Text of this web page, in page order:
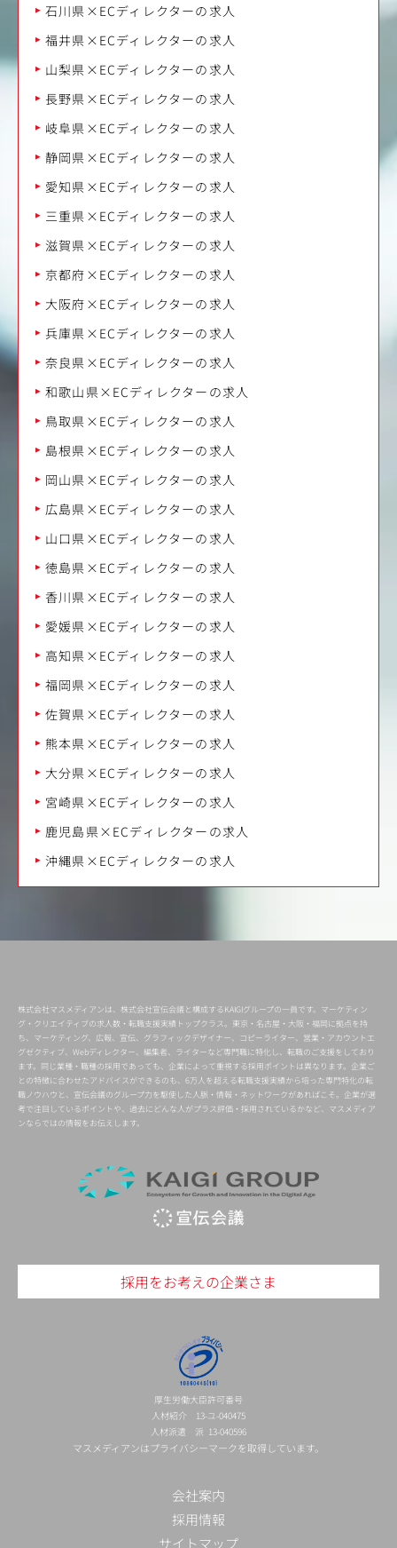
石川県×ECディレクターの求人
福井県×ECディレクターの求人
山梨県×ECディレクターの求人
長野県×ECディレクターの求人
岐阜県×ECディレクターの求人
静岡県×ECディレクターの求人
愛知県×ECディレクターの求人
三重県×ECディレクターの求人
滋賀県×ECディレクターの求人
京都府×ECディレクターの求人
大阪府×ECディレクターの求人
兵庫県×ECディレクターの求人
奈良県×ECディレクターの求人
和歌山県×ECディレクターの求人
鳥取県×ECディレクターの求人
島根県×ECディレクターの求人
岡山県×ECディレクターの求人
広島県×ECディレクターの求人
山口県×ECディレクターの求人
徳島県×ECディレクターの求人
香川県×ECディレクターの求人
愛媛県×ECディレクターの求人
高知県×ECディレクターの求人
福岡県×ECディレクターの求人
佐賀県×ECディレクターの求人
熊本県×ECディレクターの求人
大分県×ECディレクターの求人
宮崎県×ECディレクターの求人
鹿児島県×ECディレクターの求人
沖縄県×ECディレクターの求人
株式会社マスメディアンは、株式会社宣伝会議と構成するKAIGIグループの一員です。マーケティン
グ・クリエイティブの求人数・転職支援実績トップクラス。東京・名古屋・大阪・福岡に拠点を持
ち、マーケティング、広報、宣伝、グラフィックデザイナー、コピーライター、営業・アカウントエ
グゼクティブ、Webディレクター、編集者、ライターなど専門職に特化し、転職のご支援をしており
ます。同じ業種・職種の採用であっても、企業によって重視する採用ポイントは異なります。企業ご
との特徴に合わせたアドバイスができるのも、6万人を超える転職支援実績から培った専門特化の転
職ノウハウと、宣伝会議のグループ力を駆使した人脈・情報・ネットワークがあればこそ。企業が選
考で注目しているポイントや、過去にどんな人がプラス評価・採用されているかなど、マスメディア
ンならではの情報をお伝えします。
採用をお考えの企業さま
厚生労働大臣許可番号
人材紹介 13-ユ-040475
人材派遣 派 13-040596
マスメディアンはプライバシーマークを取得しています。
会社案内
採用情報
サイトマップ